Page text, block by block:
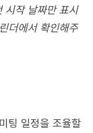
시작 날짜만 표시
더에서 확인해주
팅 일정을 조율할